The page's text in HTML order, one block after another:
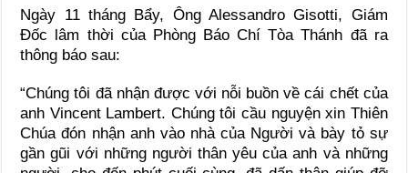
Ngày 11 tháng Bẩy, Ông Alessandro Gisotti, Giám
Đốc lâm thời của Phòng Báo Chí Tòa Thánh đã ra
thông báo sau:
“Chúng tôi đã nhận được với nỗi buồn về cái chết của
anh Vincent Lambert. Chúng tôi cầu nguyện xin Thiên
Chúa đón nhận anh vào nhà của Người và bày tỏ sự
gần gũi với những người thân yêu của anh và những